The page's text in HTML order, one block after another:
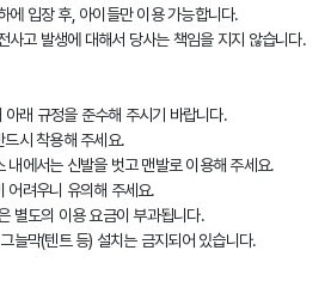
에 입장 후, 아이들만 이용 가능합니다.
사고 발생에 대해서 당사는 책임을 지지 않습니다.
래 규정을 준수해 주시기 바랍니다.
드시 착용해 주세요.
내에서는 신발을 벗고 맨발로 이용해 주세요.
어려우니 유의해 주세요.
별도의 이용 요금이 부과됩니다.
늘막(텐트 등) 설치는 금지되어 있습니다.